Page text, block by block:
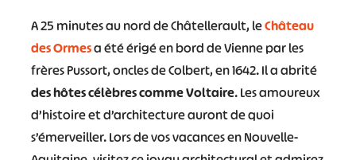
A 25 minutes au nord de Châtellerault, leChâteau
des Ormesa été érigé en bord de Vienne par les
frères Pussort, oncles de Colbert, en 1642. Il a abrité
des hôtes célèbres comme Voltaire. Les amoureux
d’histoire et d’architecture auront de quoi
s’émerveiller. Lors de vos vacances en Nouvelle-
# # #
#
#
#
#